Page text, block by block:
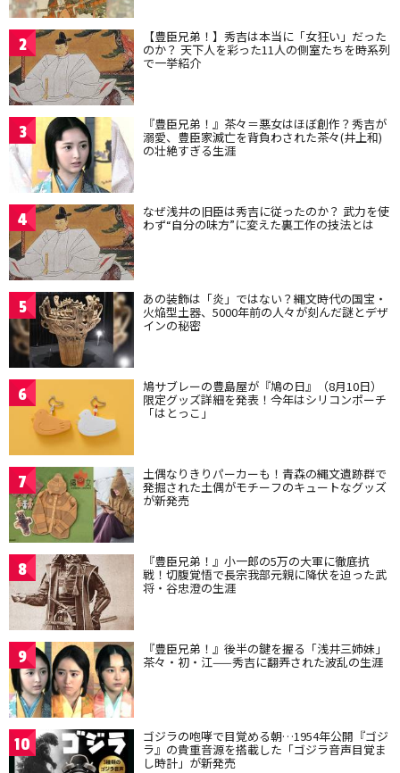
2 【豊臣兄弟！】秀吉は本当に「女狂い」だった
のか？ 天下人を彩った11人の側室たちを時系列
で一挙紹介
3 『豊臣兄弟！』茶々＝悪女はほぼ創作？秀吉が
溺愛、豊臣家滅亡を背負わされた茶々(井上和)
の壮絶すぎる生涯
4 なぜ浅井の旧臣は秀吉に従ったのか？ 武力を使
わず“自分の味方”に変えた裏工作の技法とは
5 あの装飾は「炎」ではない？縄文時代の国宝・
火焔型土器、5000年前の人々が刻んだ謎とデザ
インの秘密
6 鳩サブレーの豊島屋が『鳩の日』（8月10日）
限定グッズ詳細を発表！今年はシリコンポーチ
「はとっこ」
7 土偶なりきりパーカーも！青森の縄文遺跡群で
発掘された土偶がモチーフのキュートなグッズ
が新発売
8 『豊臣兄弟！』小一郎の5万の大軍に徹底抗
戦！切腹覚悟で長宗我部元親に降伏を迫った武
将・谷忠澄の生涯
9 『豊臣兄弟！』後半の鍵を握る「浅井三姉妹」
茶々・初・江——秀吉に翻弄された波乱の生涯
10 ゴジラの咆哮で目覚める朝…1954年公開『ゴジ
ラ』の貴重音源を搭載した「ゴジラ音声目覚ま
し時計」が新発売